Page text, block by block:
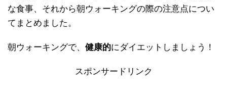
な食事、それから朝ウォーキングの際の注意点につい
てまとめました。
朝ウォーキングで、 健康的にダイエットしましょう！
スポンサードリンク